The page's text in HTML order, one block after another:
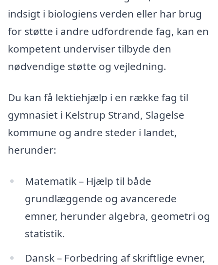
indsigt i biologiens verden eller har brug
for støtte i andre udfordrende fag, kan en
kompetent underviser tilbyde den
nødvendige støtte og vejledning.
Du kan få lektiehjælp i en række fag til
gymnasiet i Kelstrup Strand, Slagelse
kommune og andre steder i landet,
herunder:
Matematik – Hjælp til både
grundlæggende og avancerede
emner, herunder algebra, geometri og
statistik.
Dansk – Forbedring af skriftlige evner,